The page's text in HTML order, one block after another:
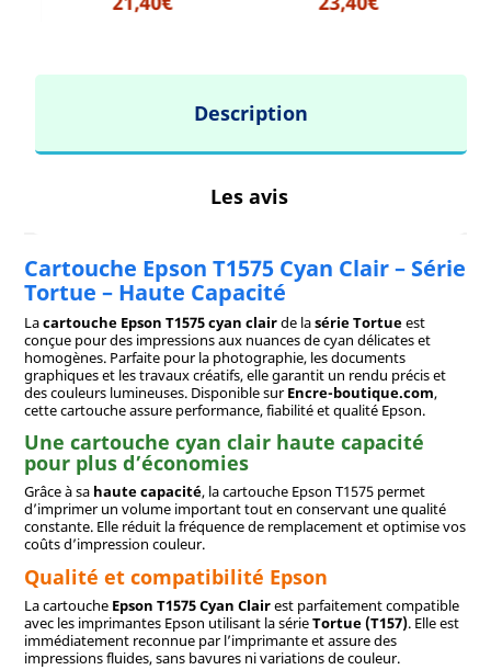
Description
Les avis
Cartouche Epson T1575 Cyan Clair – Série
Tortue – Haute Capacité
Lacartouche Epson T1575 cyan clairde lasérie Tortueest
conçue pour des impressions aux nuances de cyan délicates et
homogènes. Parfaite pour la photographie, les documents
graphiques et les travaux créatifs, elle garantit un rendu précis et
des couleurs lumineuses. Disponible surEncre-boutique.com,
cette cartouche assure performance, fiabilité et qualité Epson.
Une cartouche cyan clair haute capacité
pour plus d’économies
Grâce à sa haute capacité, la cartouche Epson T1575 permet
d’imprimer un volume important tout en conservant une qualité
constante. Elle réduit la fréquence de remplacement et optimise vos
coûts d’impression couleur.
Qualité et compatibilité Epson
La cartouche Epson T1575 Cyan Clairest parfaitement compatible
avec les imprimantes Epson utilisant la sérieTortue (T157). Elle est
immédiatement reconnue par l’imprimante et assure des
impressions fluides, sans bavures ni variations de couleur.